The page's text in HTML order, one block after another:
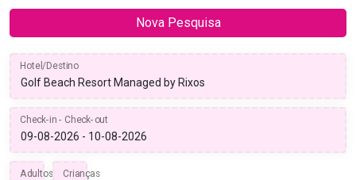
Nova Pesquisa
Hotel/Destino
Check-in - Check-out
Adultos Crianças